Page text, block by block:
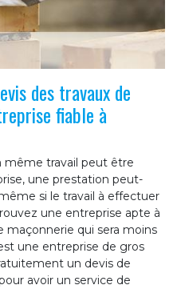
des travaux de
fiable à
même travail peut être
une prestation peut-
si le travail à effectuer
une entreprise apte à
maçonnerie qui sera moins
une entreprise de gros
un devis de
avoir un service de